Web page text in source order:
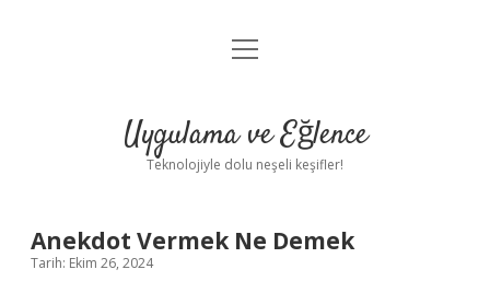
Anasayfa
Yasal Uyarı
menüyü
Uygulama ve Eğlence
Teknolojiyle dolu neşeli keşifler!
Anekdot Vermek Ne Demek
Tarih: Ekim 26, 2024